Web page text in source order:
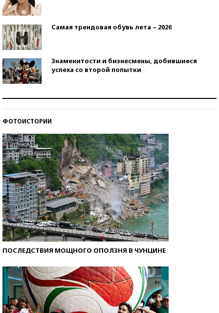
Самая трендовая обувь лета – 2026
Знаменитости и бизнесмены, добившиеся
успеха со второй попытки
ФОТОИСТОРИИ
ПОСЛЕДСТВИЯ МОЩНОГО ОПОЛЗНЯ В ЧУНЦИНЕ